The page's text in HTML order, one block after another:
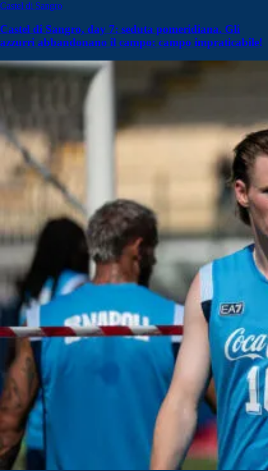
Castel di Sangro
Castel di Sangro, day 7: seduta pomeridiana. Gli
azzurri abbandonano il campo: campo impraticabile!